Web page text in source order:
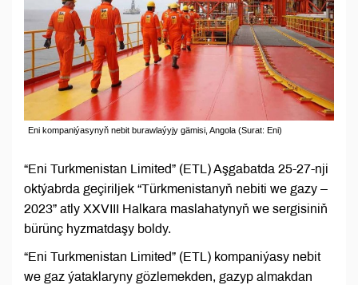
Eni kompaniýasynyň nebit burawlaýyjy gämisi, Angola (Surat: Eni)
“Eni Turkmenistan Limited” (ETL) Aşgabatda 25-27-nji
oktýabrda geçiriljek “Türkmenistanyň nebiti we gazy –
2023” atly XXVIII Halkara maslahatynyň we sergisiniň
bürünç hyzmatdaşy boldy.
“Eni Turkmenistan Limited” (ETL) kompaniýasy nebit
we gaz ýataklaryny gözlemekden, gazyp almakdan